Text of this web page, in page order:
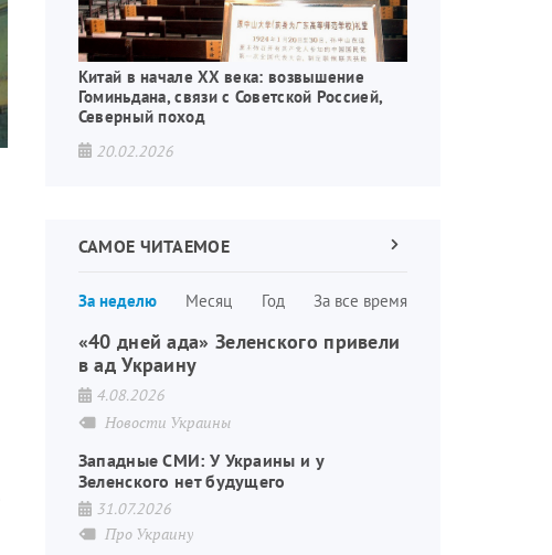
Китай в начале XX века: возвышение
Гоминьдана, связи с Советской Россией,
Северный поход
20.02.2026
САМОЕ ЧИТАЕМОЕ
За неделю Месяц Год За все времястраниц
Следующая
«40 дней ада» Зеленского привели
в ад Украину
4.08.2026
Новости Украины
Западные СМИ: У Украины и у
Зеленского нет будущего
31.07.2026
Про Украину